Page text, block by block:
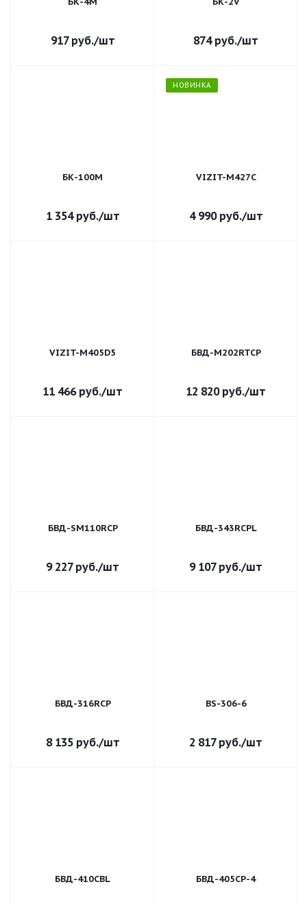
917руб./шт 874руб./шт
БК-100М
1 354руб./шт
НОВИНКА
VIZIT-M427C
4 990руб./шт
VIZIT-M405D5
11 466руб./шт
БВД-М202RTCP
12 820руб./шт
БВД-SM110RCP
9 227руб./шт
БВД-343RCPL
9 107руб./шт
БВД-316RCP
8 135руб./шт
BS-306-6
2 817руб./шт
БВД-410CBL БВД-405CP-4